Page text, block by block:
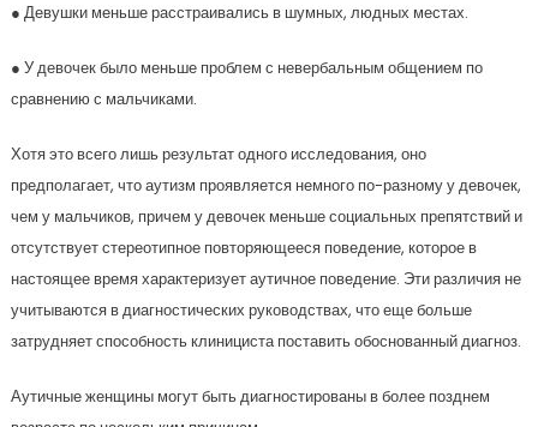
● Девушки меньше расстраивались в шумных, людных местах.
● У девочек было меньше проблем с невербальным общением по
сравнению с мальчиками.
Хотя это всего лишь результат одного исследования, оно
предполагает, что аутизм проявляется немного по-разному у девочек,
чем у мальчиков, причем у девочек меньше социальных препятствий и
отсутствует стереотипное повторяющееся поведение, которое в
настоящее время характеризует аутичное поведение. Эти различия не
учитываются в диагностических руководствах, что еще больше
затрудняет способность клинициста поставить обоснованный диагноз.
Аутичные женщины могут быть диагностированы в более позднем